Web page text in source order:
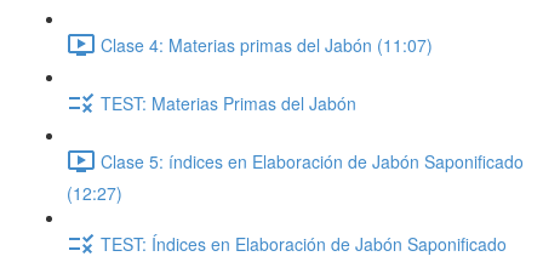
Clase 4: Materias primas del Jabón (11:07)
TEST: Materias Primas del Jabón
Clase 5: índices en Elaboración de Jabón Saponificado
(12:27)
TEST: Índices en Elaboración de Jabón Saponificado